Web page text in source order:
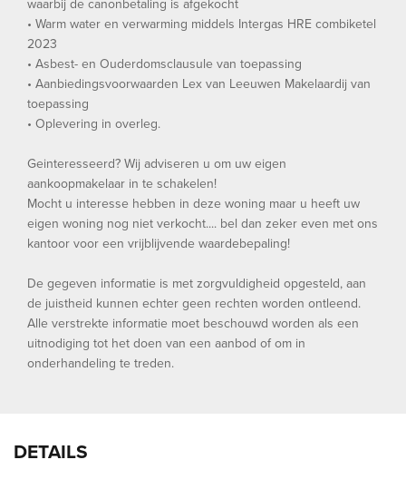
waarbij de canonbetaling is afgekocht
• Warm water en verwarming middels Intergas HRE combiketel
2023
• Asbest- en Ouderdomsclausule van toepassing
• Aanbiedingsvoorwaarden Lex van Leeuwen Makelaardij van
toepassing
• Oplevering in overleg.
Geinteresseerd? Wij adviseren u om uw eigen
aankoopmakelaar in te schakelen!
Mocht u interesse hebben in deze woning maar u heeft uw
eigen woning nog niet verkocht.... bel dan zeker even met ons
kantoor voor een vrijblijvende waardebepaling!
De gegeven informatie is met zorgvuldigheid opgesteld, aan
de juistheid kunnen echter geen rechten worden ontleend.
Alle verstrekte informatie moet beschouwd worden als een
uitnodiging tot het doen van een aanbod of om in
onderhandeling te treden.
DETAILS